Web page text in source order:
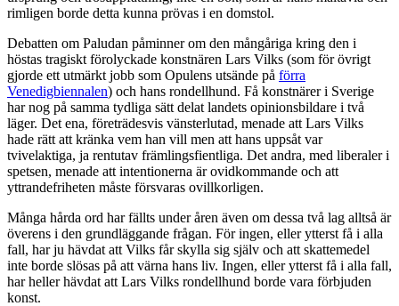
rimligen borde detta kunna prövas i en domstol.
Debatten om Paludan påminner om den mångåriga kring den i
höstas tragiskt förolyckade konstnären Lars Vilks (som för övrigt
gjorde ett utmärkt jobb som Opulens utsände på förra
Venedigbiennalen) och hans rondellhund. Få konstnärer i Sverige
har nog på samma tydliga sätt delat landets opinionsbildare i två
läger. Det ena, företrädesvis vänsterlutad, menade att Lars Vilks
hade rätt att kränka vem han vill men att hans uppsåt var
tvivelaktiga, ja rentutav främlingsfientliga. Det andra, med liberaler i
spetsen, menade att intentionerna är ovidkommande och att
yttrandefriheten måste försvaras ovillkorligen.
Många hårda ord har fällts under åren även om dessa två lag alltså är
överens i den grundläggande frågan. För ingen, eller ytterst få i alla
fall, har ju hävdat att Vilks får skylla sig själv och att skattemedel
inte borde slösas på att värna hans liv. Ingen, eller ytterst få i alla fall,
har heller hävdat att Lars Vilks rondellhund borde vara förbjuden
konst.